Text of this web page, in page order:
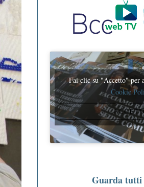
Fai clic su "Accetto" per
Cookie
Guarda tutti